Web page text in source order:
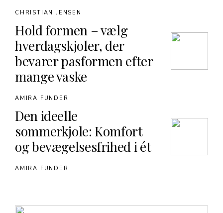
CHRISTIAN JENSEN
Hold formen – vælg
hverdagskjoler, der
bevarer pasformen efter
mange vaske
AMIRA FUNDER
Den ideelle
sommerkjole: Komfort
og bevægelsesfrihed i ét
AMIRA FUNDER